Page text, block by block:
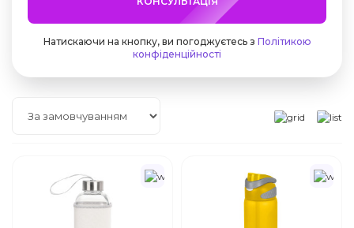
Натискаючи на кнопку, ви погоджуєтесь з Політикою
конфіденційності